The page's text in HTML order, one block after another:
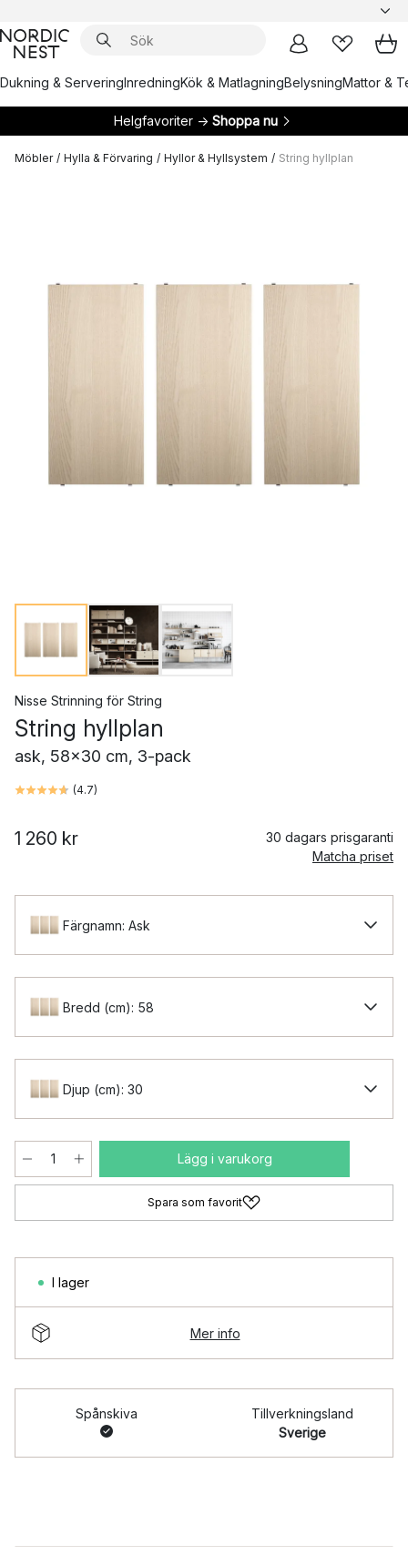
Dukning & ServeringInredningKök & MatlagningBelysningMattor &
Helgfavoriter → Shoppa nu
Möbler / Hylla & Förvaring / Hyllor & Hyllsystem / String hyllplan
Nisse Strinning för String
String hyllplan
ask, 58x30 cm, 3-pack
(4.7)
1 260 kr
30 dagars prisgaranti
Matcha priset
Färgnamn: Ask
Bredd (cm): 58
Djup (cm): 30
Lägg i varukorg
Spara som favorit
I lager
Mer info
Spånskiva
Tillverkningsland
Sverige